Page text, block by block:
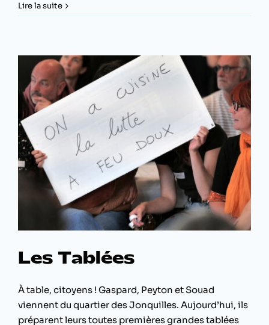
de
Lire la suite
Les Tablées
À table, citoyens ! Gaspard, Peyton et Souad
viennent du quartier des Jonquilles. Aujourd’hui, ils
préparent leurs toutes premières grandes tablées